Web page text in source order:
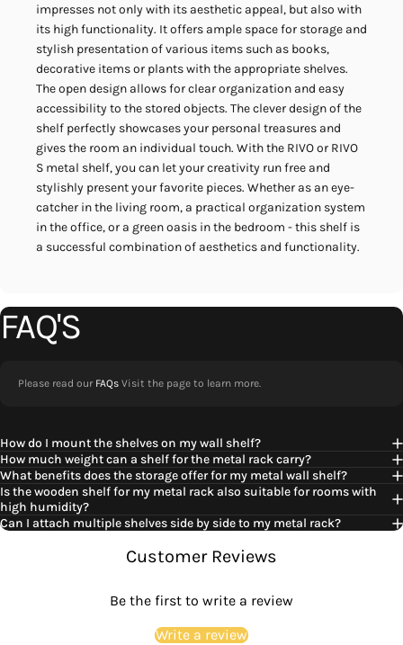
impresses not only with its aesthetic appeal, but also with
its high functionality. It offers ample space for storage and
stylish presentation of various items such as books,
decorative items or plants with the appropriate shelves.
The open design allows for clear organization and easy
accessibility to the stored objects. The clever design of the
shelf perfectly showcases your personal treasures and
gives the room an individual touch. With the RIVO or RIVO
S metal shelf, you can let your creativity run free and
stylishly present your favorite pieces. Whether as an eye-
catcher in the living room, a practical organization system
in the office, or a green oasis in the bedroom - this shelf is
a successful combination of aesthetics and functionality.
FAQ'S
Please read our FAQs Visit the page to learn more.
How do I mount the shelves on my wall shelf?
How much weight can a shelf for the metal rack carry?
What benefits does the storage offer for my metal wall shelf?
Is the wooden shelf for my metal rack also suitable for rooms with
high humidity?
Can I attach multiple shelves side by side to my metal rack?
Customer Reviews
Be the first to write a review
Write a review